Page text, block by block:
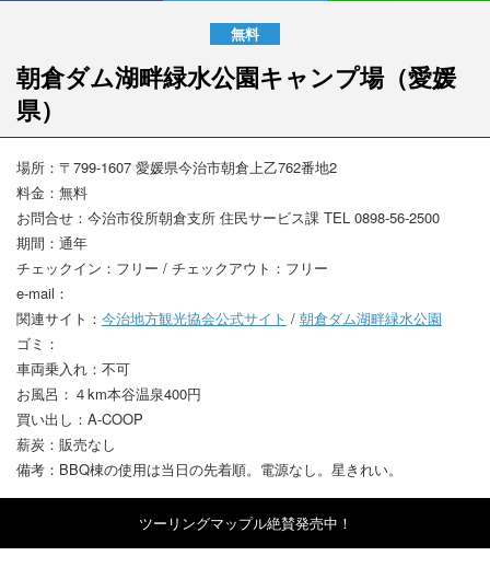
朝倉ダム湖畔緑水公園キャンプ場（愛媛
県）
場所：〒799-1607 愛媛県今治市朝倉上乙762番地2
料金：無料
お問合せ：今治市役所朝倉支所 住民サービス課 TEL 0898-56-2500
期間：通年
チェックイン：フリー / チェックアウト：フリー
e-mail：
関連サイト： 今治地方観光協会公式サイト / 朝倉ダム湖畔緑水公園
ゴミ：
車両乗入れ：不可
お風呂：４km本谷温泉400円
買い出し：A-COOP
薪炭：販売なし
備考：BBQ棟の使用は当日の先着順。電源なし。星きれい。
ツーリングマップル絶賛発売中！